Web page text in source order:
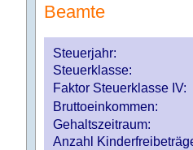
Beamte
Steuerjahr:
Steuerklasse:
Faktor Steuerklasse IV:
Bruttoeinkommen:
Gehaltszeitraum:
Anzahl